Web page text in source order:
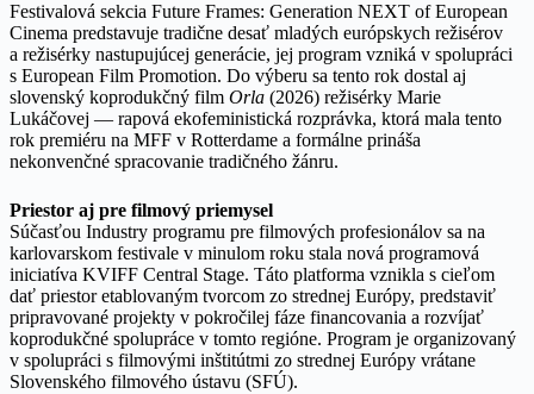
Festivalová sekcia Future Frames: Generation NEXT of European
Cinema predstavuje tradične desať mladých európskych režisérov
a režisérky nastupujúcej generácie, jej program vzniká v spolupráci
s European Film Promotion. Do výberu sa tento rok dostal aj
slovenský koprodukčný film Orla (2026) režisérky Marie
Lukáčovej — rapová ekofeministická rozprávka, ktorá mala tento
rok premiéru na MFF v Rotterdame a formálne prináša
nekonvenčné spracovanie tradičného žánru.
Priestor aj pre filmový priemysel
Súčasťou Industry programu pre filmových profesionálov sa na
karlovarskom festivale v minulom roku stala nová programová
iniciatíva KVIFF Central Stage. Táto platforma vznikla s cieľom
dať priestor etablovaným tvorcom zo strednej Európy, predstaviť
pripravované projekty v pokročilej fáze financovania a rozvíjať
koprodukčné spolupráce v tomto regióne. Program je organizovaný
v spolupráci s filmovými inštitútmi zo strednej Európy vrátane
Slovenského filmového ústavu (SFÚ).